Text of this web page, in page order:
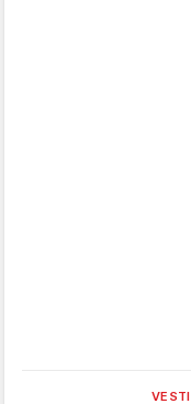
VESTI